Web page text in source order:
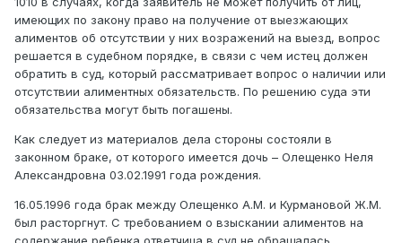
имеющих по закону право на получение от выезжающих
алиментов об отсутствии у них возражений на выезд, вопрос
решается в судебном порядке, в связи с чем истец должен
обратить в суд, который рассматривает вопрос о наличии или
отсутствии алиментных обязательств. По решению суда эти
обязательства могут быть погашены.
Как следует из материалов дела стороны состояли в
законном браке, от которого имеется дочь – Олещенко Неля
Александровна 03.02.1991 года рождения.
16.05.1996 года брак между Олещенко А.М. и Курмановой Ж.М.
был расторгнут. С требованием о взыскании алиментов на